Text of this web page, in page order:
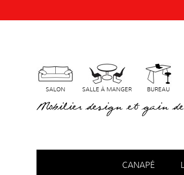
SALON SALLE À MANGER BUREAU
Mobilier design et gain
CANAPÉ